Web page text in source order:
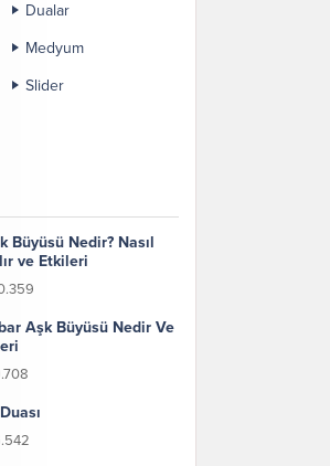
Dualar
Medyum
Slider
Büyüsü Nedir? Nasıl
ve Etkileri
Aşk Büyüsü Nedir Ve